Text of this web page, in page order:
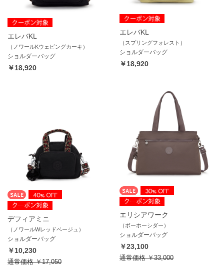
エレバKL
（ノワールKウェビングカーキ）
ショルダーバッグ
￥18,920
エレバKL
（スプリングフォレスト）
ショルダーバッグ
￥18,920
デフィアミニ
（ノワールWレッドベージュ）
ショルダーバッグ
￥10,230
通常価格￥17,050
エリシアワーク
（ボーホーシダー）
ショルダーバッグ
￥23,100
通常価格￥33,000